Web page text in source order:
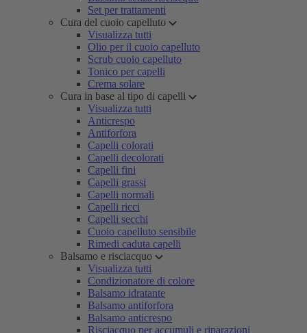
Set per trattamenti
Cura del cuoio capelluto
Visualizza tutti
Olio per il cuoio capelluto
Scrub cuoio capelluto
Tonico per capelli
Crema solare
Cura in base al tipo di capelli
Visualizza tutti
Anticrespo
Antiforfora
Capelli colorati
Capelli decolorati
Capelli fini
Capelli grassi
Capelli normali
Capelli ricci
Capelli secchi
Cuoio capelluto sensibile
Rimedi caduta capelli
Balsamo e risciacquo
Visualizza tutti
Condizionatore di colore
Balsamo idratante
Balsamo antiforfora
Balsamo anticrespo
Risciacquo per accumuli e riparazioni